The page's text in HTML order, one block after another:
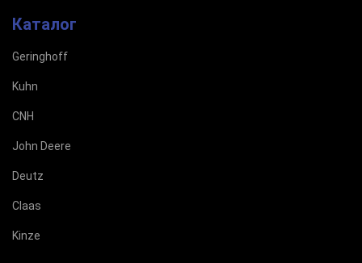
Каталог
Geringhoff
Kuhn
CNH
John Deere
Deutz
Claas
Kinze